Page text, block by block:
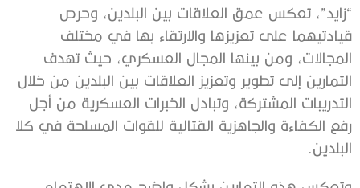
“زايد”، تعكس عمق العلاقات بين البلدين، وحرص
قيادتيهما على تعزيزها والارتقاء بها في مختلف
المجالات، ومن بينها المجال العسكري، حيث تهدف
التمارين إلى تطوير وتعزيز العلاقات بين البلدين من خلال
التدريبات المشتركة، وتبادل الخبرات العسكرية من أجل
رفع الكفاءة والجاهزية القتالية للقوات المسلحة في كلا
البلدين.